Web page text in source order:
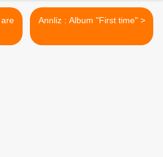
Annliz : Album "First time" >